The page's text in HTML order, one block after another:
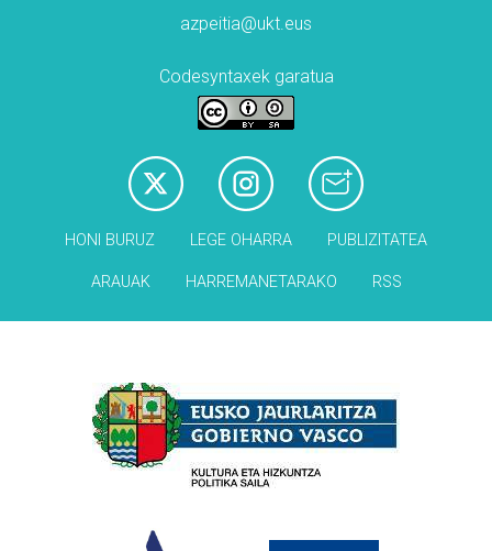
azpeitia@ukt.eus
Codesyntaxek garatua
HONI BURUZ LEGE OHARRA PUBLIZITATEA
ARAUAK HARREMANETARAKO RSS